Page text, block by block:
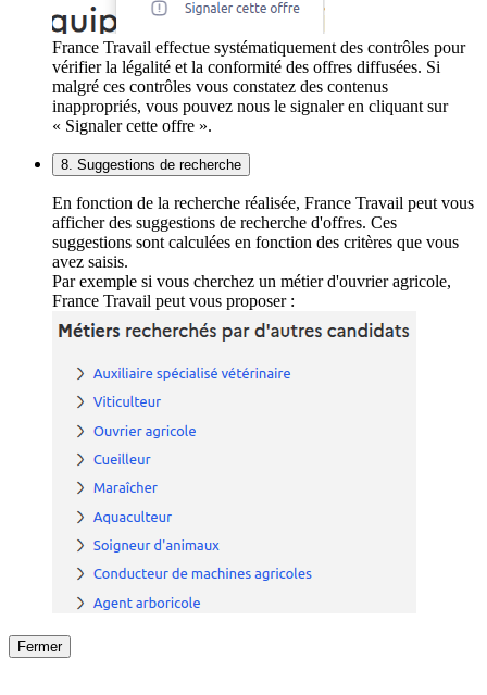
France Travail effectue systématiquement des contrôles pour
vérifier la légalité et la conformité des offres diffusées. Si
malgré ces contrôles vous constatez des contenus
inappropriés, vous pouvez nous le signaler en cliquant sur
« Signaler cette offre ».
8. Suggestions de recherche
En fonction de la recherche réalisée, France Travail peut vous
afficher des suggestions de recherche d'offres. Ces
suggestions sont calculées en fonction des critères que vous
avez saisis.
Par exemple si vous cherchez un métier d'ouvrier agricole,
France Travail peut vous proposer :
Fermer